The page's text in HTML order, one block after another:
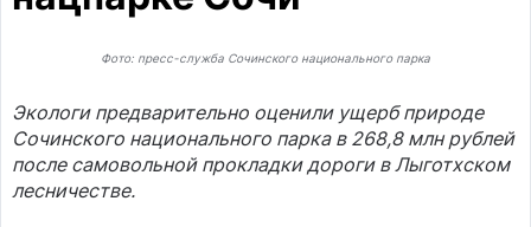
Фото: пресс-служба Сочинского национального парка
Экологи предварительно оценили ущерб природе
Сочинского национального парка в 268,8 млн рублей
после самовольной прокладки дороги в Лыготхском
лесничестве.